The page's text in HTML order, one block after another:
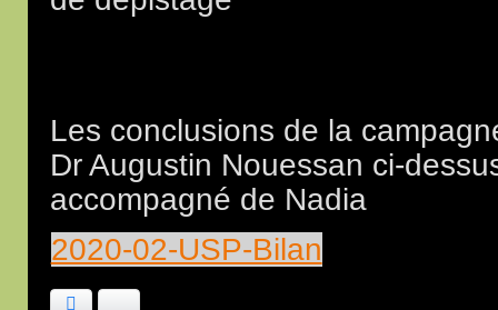
Les conclusions de la
Dr Augustin Nouessan ci-
accompagné de Nadia
2020-02-USP-Bilan